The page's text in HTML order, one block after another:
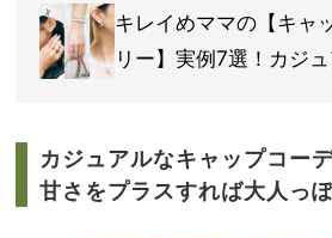
キレイめママの【キャ
リー】実例7選！カジ
カジュアルなキャップコー
甘さをプラスすれば大人っ